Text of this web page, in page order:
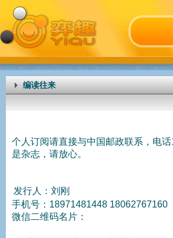
编读往来
个人订阅请直接与中国邮政联系，电
是杂志，请放心。
发行人：刘刚
手机号：18971481448 18062767160
微信二维码名片：